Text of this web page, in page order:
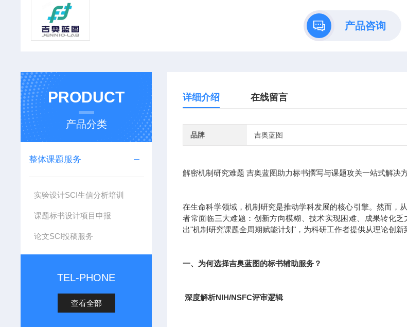
产品咨询
PRODUCT
产品分类
整体课题服务
实验设计SCI生信分析培训
课题标书设计项目申报
论文SCI投稿服务
TEL-PHONE
查看全部
详细介绍 在线留言
品牌 吉奥蓝图
解密机制研究难题 吉奥蓝图助力标书撰写与课题攻关一站式解决
在生命科学领域，机制研究是推动学科发展的核心引擎。然而，
者常面临三大难题：创新方向模糊、技术实现困难、成果转化
出"机制研究课题全周期赋能计划"，为科研工作者提供从理论创新
一、为何选择吉奥蓝图的标书辅助服务？
深度解析NIH/NSFC评审逻辑